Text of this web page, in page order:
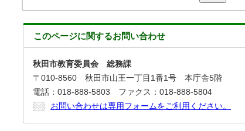
このページに関するお問い合わせ
秋田市教育委員会 総務課
〒010-8560 秋田市山王一丁目1番1号 本庁舎5階
電話：018-888-5803 ファクス：018-888-5804
お問い合わせは専用フォームをご利用ください。